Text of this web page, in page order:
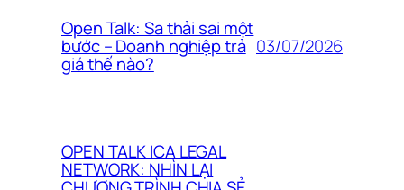
Open Talk: Sa thải sai một
bước – Doanh nghiệp trả
giá thế nào?
03/07/2026
OPEN TALK ICA LEGAL
NETWORK: NHÌN LẠI